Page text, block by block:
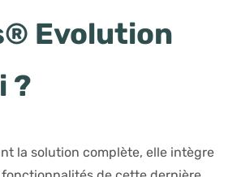
Evolution
?
la solution complète, elle intègre